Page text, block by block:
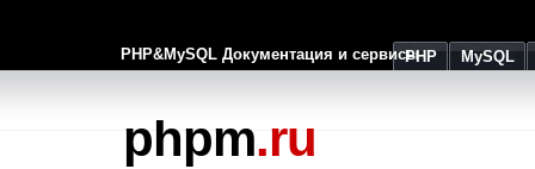
PHP&MySQL Документация и сервисыPHP MySQL
phpm.ru